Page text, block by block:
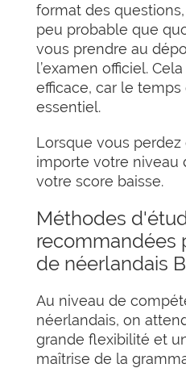
format des
peu probable que
vous prendre au
l’examen officiel.
efficace, car le
essentiel.
Lorsque vous
importe votre niveau
votre score baisse.
Méthodes
recommandées
de néerlandais
Au niveau de
néerlandais, on
grande flexibilité et
maîtrise de la